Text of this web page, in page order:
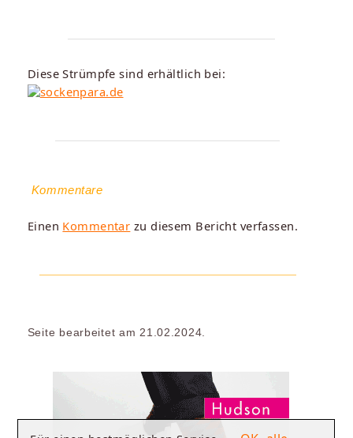
Diese Strümpfe sind erhältlich bei:
Kommentare
Einen Kommentar zu diesem Bericht verfassen.
Seite bearbeitet am 21.02.2024.